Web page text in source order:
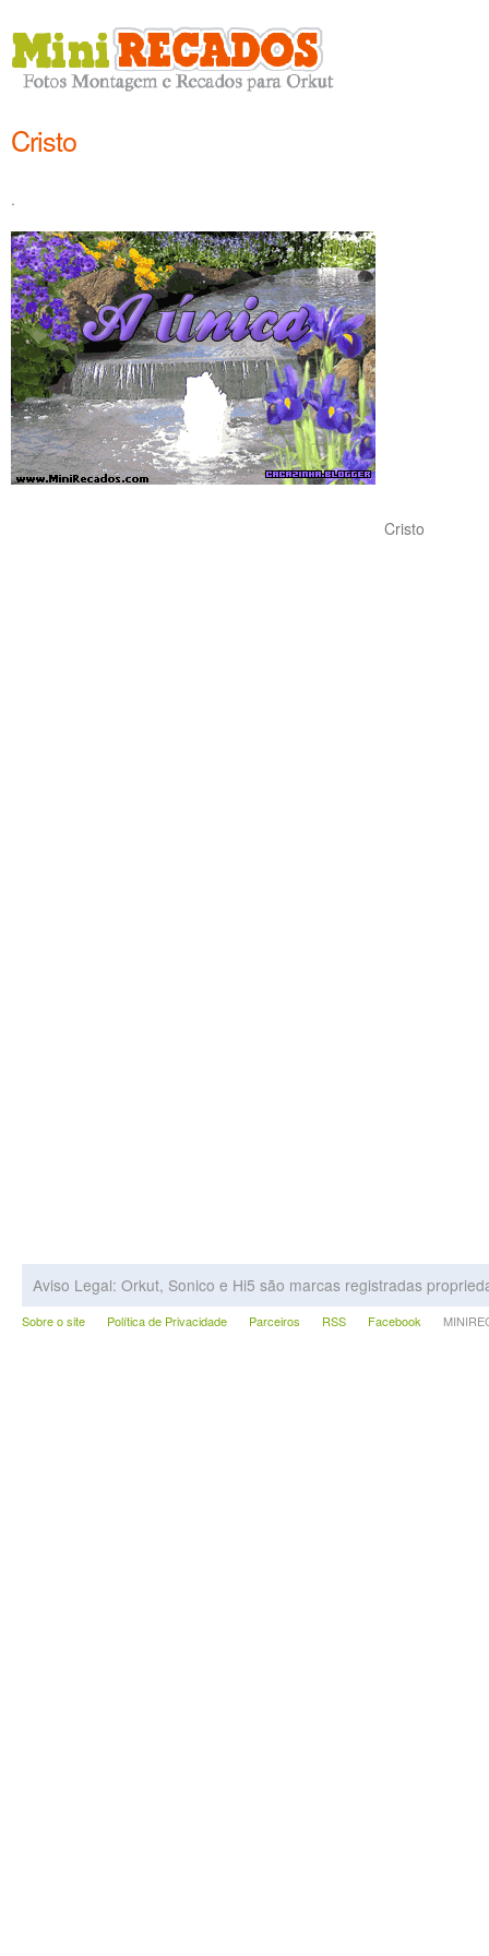
Cristo
.
Cristo
Aviso Legal: Orkut, Sonico e Hi5 são marcas registradas
Sobre o site Política de Privacidade Parceiros RSS Facebook